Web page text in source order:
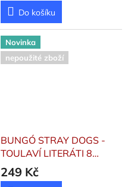
Do košíku
Novinka
nepoužité zboží
BUNGÓ STRAY DOGS -
TOULAVÍ LITERÁTI 8
Asagiri, Kafka ;
Harukawa, Sango
249 Kč